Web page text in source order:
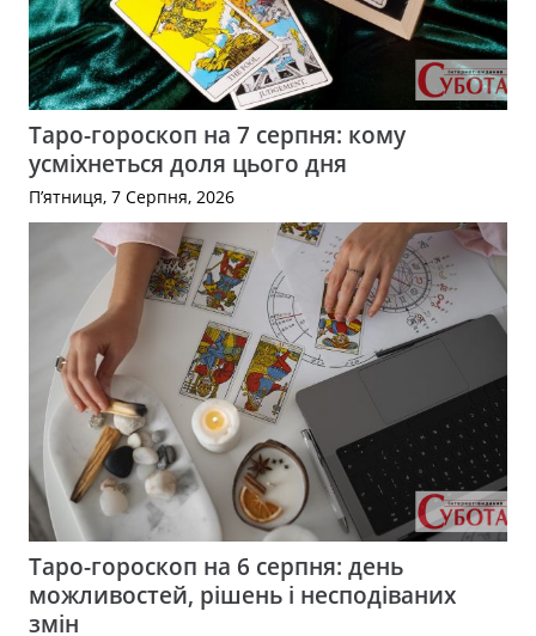
Таро-гороскоп на 7 серпня: кому
усміхнеться доля цього дня
П’ятниця, 7 Серпня, 2026
Таро-гороскоп на 6 серпня: день
можливостей, рішень і несподіваних
змін